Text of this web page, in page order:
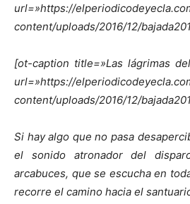
url=»https://
content/uploads/2016/12/
[ot-caption title=»Las lágrimas
url=»https://
content/uploads/2016/12/
Si hay algo que no pasa
el sonido atronador del
arcabuces, que se escucha en
recorre el camino hacia el